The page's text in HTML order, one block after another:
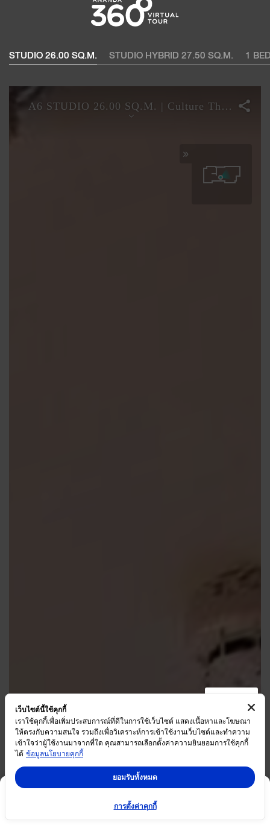
STUDIO 26.00 SQ.M. STUDIO HYBRID 27.50 SQ.M. 1
เว็บไซต์นี้ใช้คุกกี้
เราใช้คุกกี้เพื่อเพิ่มประสบการณ์ที่ดีในการใช้เว็บไซต์ แสดงเนื้อหาและโฆษณา
ให้ตรงกับความสนใจ รวมถึงเพื่อวิเคราะห์การเข้าใช้งานเว็บไซต์และทำความ
เข้าใจว่าผู้ใช้งานมาจากที่ใด คุณสามารถเลือกตั้งค่าความยินยอมการใช้คุกกี้
ได้ ข้อมูลนโยบายคุกกี้
ยอมรับทั้งหมด
การตั้งค่าคุกกี้